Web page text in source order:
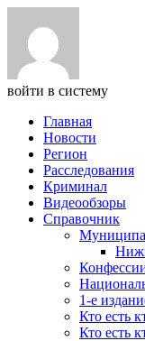
войти в систему
Главная
Новости
Регион
Расследования
Криминал
Видеообзоры
Справочник
1-е
Кто есть
Кто есть